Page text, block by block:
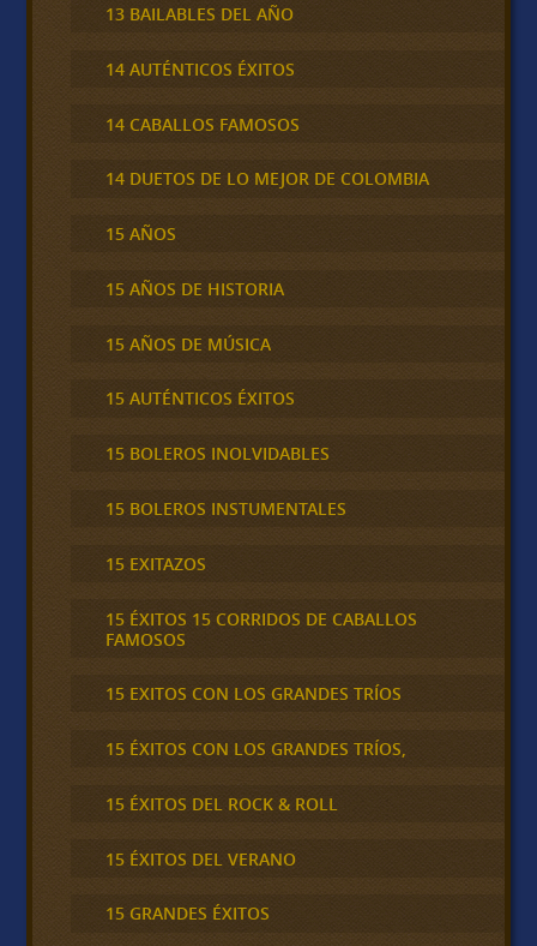
13 BAILABLES DEL AÑO
14 AUTÉNTICOS ÉXITOS
14 CABALLOS FAMOSOS
14 DUETOS DE LO MEJOR DE COLOMBIA
15 AÑOS
15 AÑOS DE HISTORIA
15 AÑOS DE MÚSICA
15 AUTÉNTICOS ÉXITOS
15 BOLEROS INOLVIDABLES
15 BOLEROS INSTUMENTALES
15 EXITAZOS
15 ÉXITOS 15 CORRIDOS DE CABALLOS
FAMOSOS
15 EXITOS CON LOS GRANDES TRÍOS
15 ÉXITOS CON LOS GRANDES TRÍOS,
15 ÉXITOS DEL ROCK & ROLL
15 ÉXITOS DEL VERANO
15 GRANDES ÉXITOS